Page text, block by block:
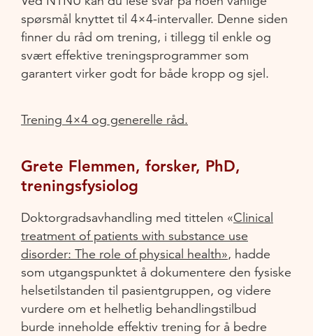
spørsmål knyttet til 4×4-intervaller. Denne siden
finner du råd om trening, i tillegg til enkle og
svært effektive treningsprogrammer som
garantert virker godt for både kropp og sjel.
Trening 4×4 og generelle råd.
Grete Flemmen, forsker, PhD,
treningsfysiolog
Doktorgradsavhandling med tittelen «Clinical
treatment of patients with substance use
disorder: The role of physical health», hadde
som utgangspunktet å dokumentere den fysiske
helsetilstanden til pasientgruppen, og videre
vurdere om et helhetlig behandlingstilbud
burde inneholde effektiv trening for å bedre